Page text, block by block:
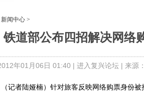
新闻中心 >
铁道部公布四招解决网络
年01月06日 01:40 | 进入复兴论坛| 来源
者陆娅楠）针对旅客反映网络购票身份被